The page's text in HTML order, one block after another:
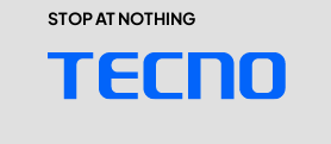
STOP AT NOTHING